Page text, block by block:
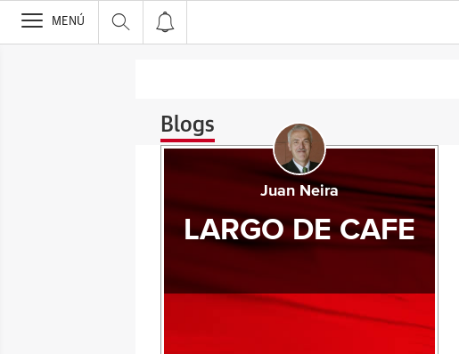
>
MENÚ
Blogs
Juan Neira
LARGO DE CAFE